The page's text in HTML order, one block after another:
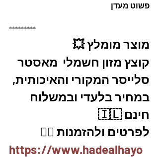
פשוט מעדן
*********
מוצר מומלץ 💥
קוצץ מזון חשמלי  מאסטר
סלייסר המקורי והאיכותית,
במחיר בלעדי ובמשלוח
חינם 🇮🇱
לפרטים ולהזמנות 👇🏼
https://www.hadealhayo